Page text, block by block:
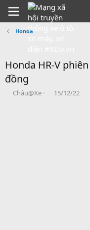
Honda
Honda HR-V
đồng
B
Châu@Xe
N
15/12/22